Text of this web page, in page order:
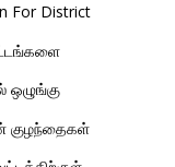
For District
ஒழுங்கு
குழந்தைகள்